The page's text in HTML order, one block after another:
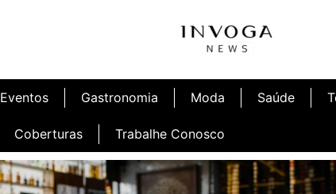
Eventos Gastronomia Moda Saúde
Coberturas Trabalhe Conosco